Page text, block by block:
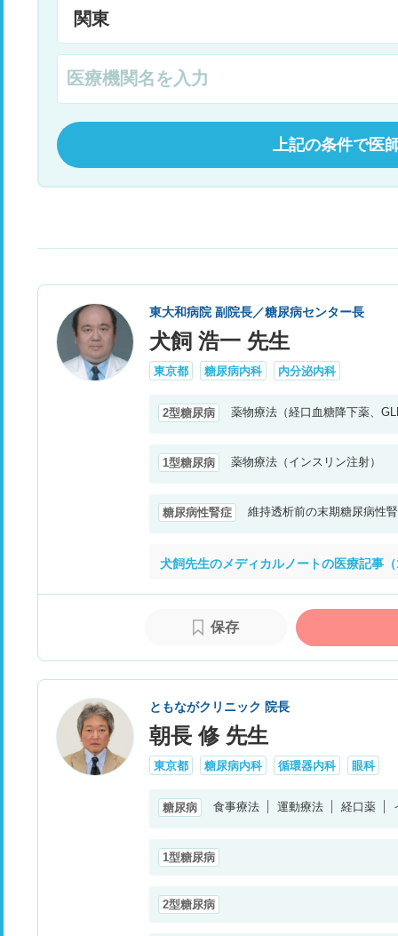
上記の条件で医
東大和病院 副院長／糖尿病センター長
犬飼 浩一 先生
東京都 糖尿病内科 内分泌内科
2型糖尿病 薬物療法（経口血糖降下薬、
1型糖尿病 薬物療法（インスリン注射）
糖尿病性腎症 維持透析前の末期糖尿病性
犬飼先生のメディカルノートの医療記事
保存
ともながクリニック 院長
朝長 修 先生
東京都 糖尿病内科 循環器内科 眼科
糖尿病 食事療法 運動療法 経口薬
1型糖尿病
2型糖尿病